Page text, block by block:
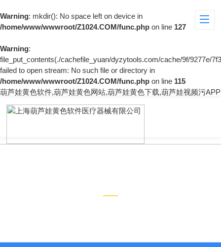
Warning: mkdir(): No space left on device in
/home/www/wwwroot/Z1024.COM/func.php on line 127
Warning:
file_put_contents(./cachefile_yuan/dyzytools.com/cache/9f/9277e/
failed to open stream: No such file or directory in
/home/www/wwwroot/Z1024.COM/func.php on line 115
葫芦娃黄色软件,葫芦娃黄色网站,葫芦娃黄色下载,葫芦娃视频污APP